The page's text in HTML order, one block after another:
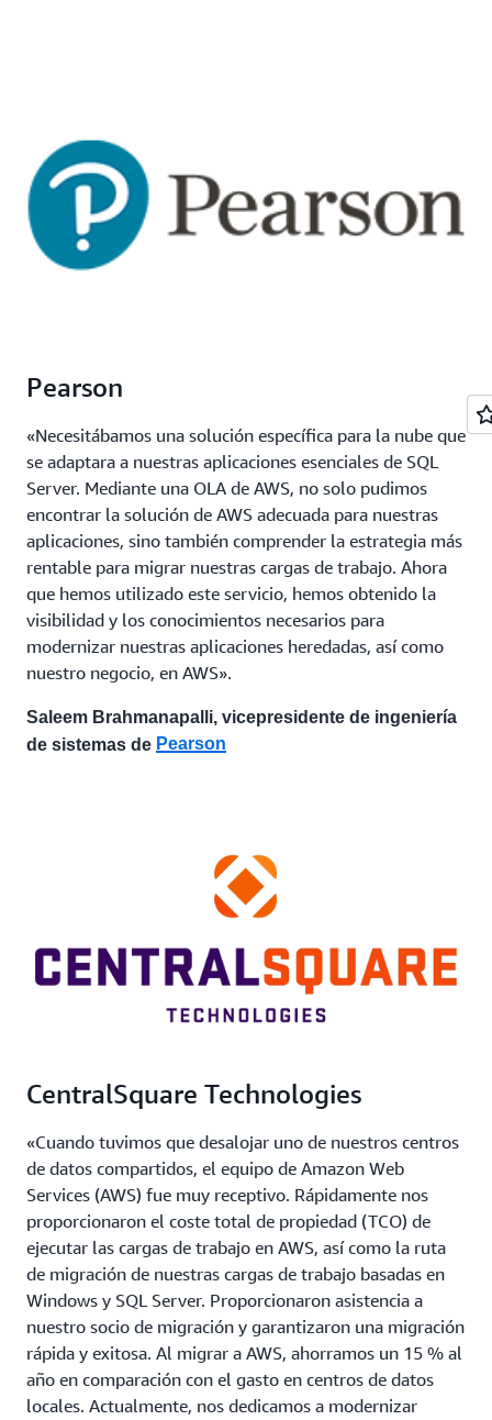
Pearson
«Necesitábamos una solución específica para la nube que
se adaptara a nuestras aplicaciones esenciales de SQL
Server. Mediante una OLA de AWS, no solo pudimos
encontrar la solución de AWS adecuada para nuestras
aplicaciones, sino también comprender la estrategia más
rentable para migrar nuestras cargas de trabajo. Ahora
que hemos utilizado este servicio, hemos obtenido la
visibilidad y los conocimientos necesarios para
modernizar nuestras aplicaciones heredadas, así como
nuestro negocio, en AWS».
Saleem Brahmanapalli, vicepresidente de ingeniería
de sistemas de Pearson
CentralSquare Technologies
«Cuando tuvimos que desalojar uno de nuestros centros
de datos compartidos, el equipo de Amazon Web
Services (AWS) fue muy receptivo. Rápidamente nos
proporcionaron el coste total de propiedad (TCO) de
ejecutar las cargas de trabajo en AWS, así como la ruta
de migración de nuestras cargas de trabajo basadas en
Windows y SQL Server. Proporcionaron asistencia a
nuestro socio de migración y garantizaron una migración
rápida y exitosa. Al migrar a AWS, ahorramos un 15 % al
año en comparación con el gasto en centros de datos
locales. Actualmente, nos dedicamos a modernizar